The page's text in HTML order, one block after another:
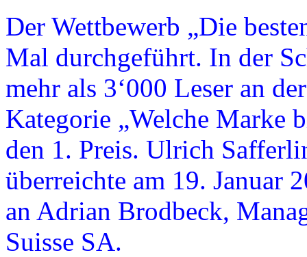
Der Wettbewerb „Die
Mal durchgeführt. In der
mehr als 3‘000 Leser an
Kategorie „Welche Marke
den 1. Preis. Ulrich
überreichte am 19. Januar
an Adrian Brodbeck,
Suisse SA.